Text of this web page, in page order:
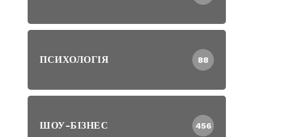
ПСИХОЛОГІЯ 88
ШОУ-БІЗНЕС 456